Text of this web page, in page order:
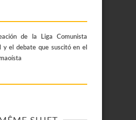
de la Liga Comunista
y el debate que suscitó en el